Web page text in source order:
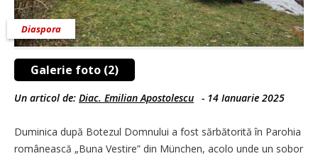
Galerie foto (2)
Diaspora
Un articol de: Diac. Emilian Apostolescu - 14 Ianuarie 2025
Duminica după Botezul Domnului a fost sărbătorită în Parohia
românească „Buna Vestire” din München, acolo unde un sobor